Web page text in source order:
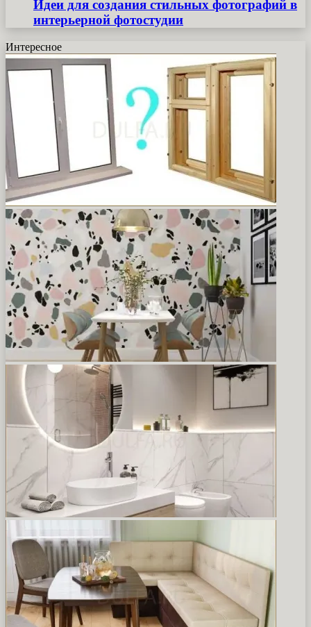
Идеи для создания стильных фотографий в
интерьерной фотостудии
Интересное